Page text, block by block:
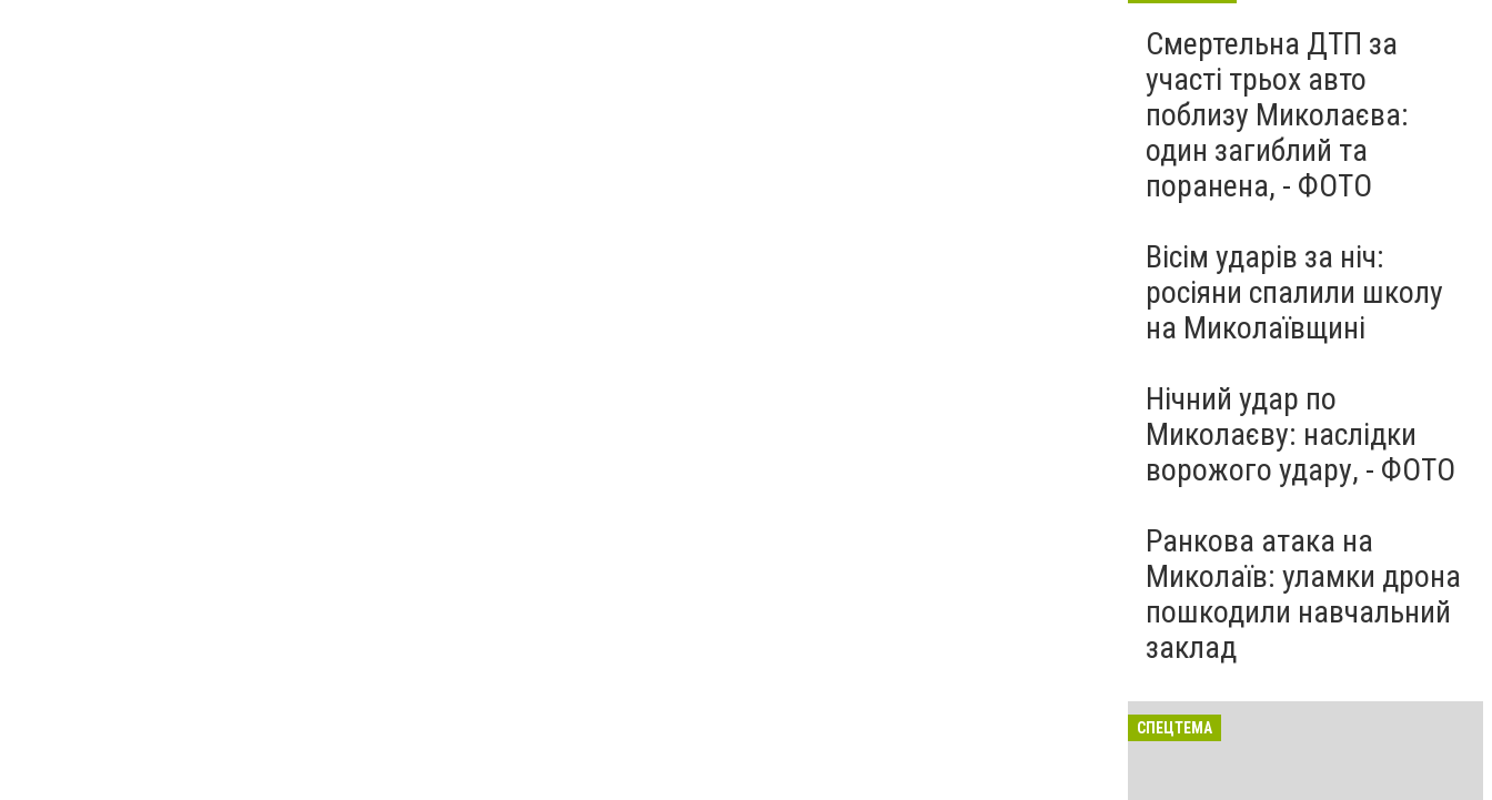
Смертельна ДТП за
участі трьох авто
поблизу Миколаєва:
один загиблий та
поранена, - ФОТО
Вісім ударів за ніч:
росіяни спалили школу
на Миколаївщині
Нічний удар по
Миколаєву: наслідки
ворожого удару, - ФОТО
Ранкова атака на
Миколаїв: уламки дрона
пошкодили навчальний
заклад
СПЕЦТЕМА